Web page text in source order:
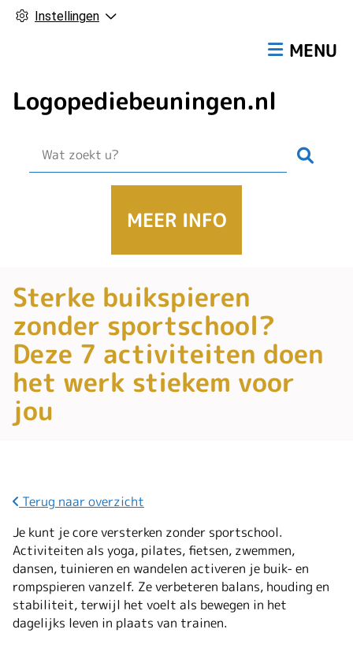
Instellingen
Logopediebeuningen.nl
MENU
MEER INFO
Terug naar overzicht
Sterke buikspieren
zonder sportschool?
Deze 7 activiteiten doen
het werk stiekem voor
jou
Je kunt je core versterken zonder sportschool.
Activiteiten als yoga, pilates, fietsen, zwemmen,
dansen, tuinieren en wandelen activeren je buik- en
rompspieren vanzelf. Ze verbeteren balans, houding en
stabiliteit, terwijl het voelt als bewegen in het
dagelijks leven in plaats van trainen.